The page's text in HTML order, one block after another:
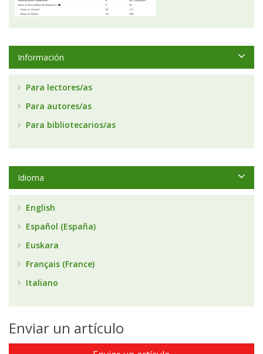
Información
Para lectores/as
Para autores/as
Para bibliotecarios/as
Idioma
English
Español (España)
Euskara
Français (France)
Italiano
Enviar un artículo